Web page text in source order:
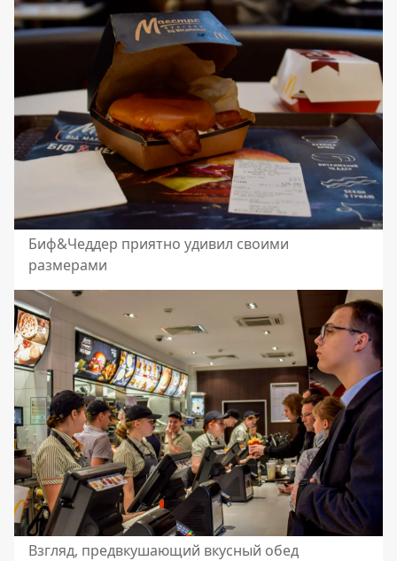
Биф&Чеддер приятно удивил своими
размерами
Взгляд, предвкушающий вкусный обед